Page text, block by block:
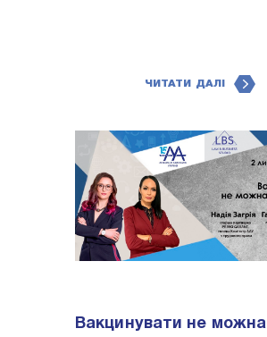
ЧИТАТИ ДАЛІ
Вакцинувати не можна